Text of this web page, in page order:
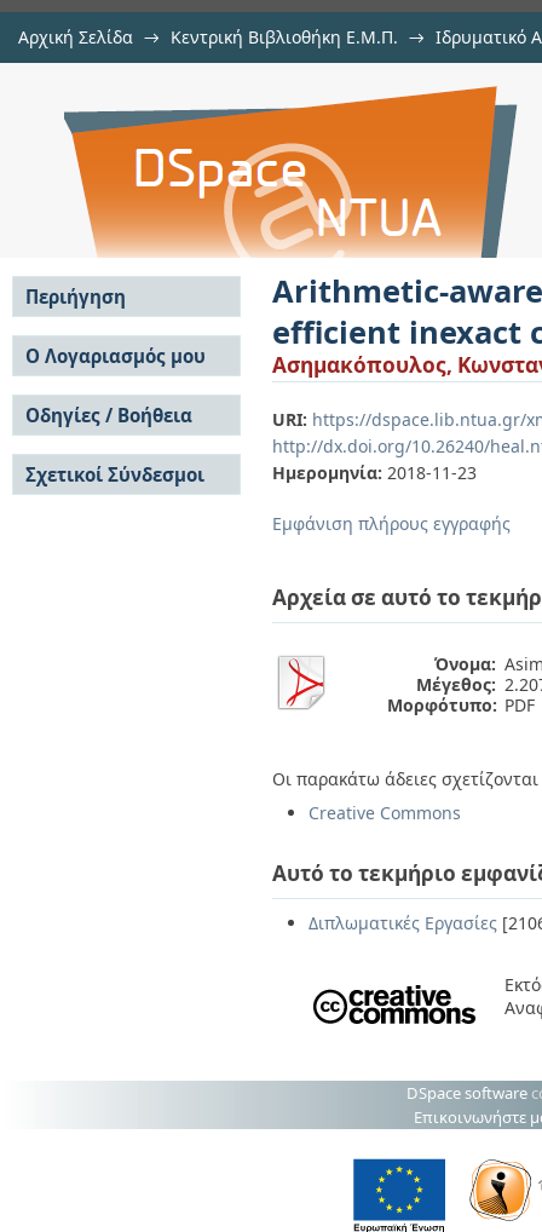
Αρχική Σελίδα → Κεντρική Βιβλιοθήκη Ε.Μ.Π. → Ιδρυματικό
Arithmetic-aware
circuits
Arithmetic-
efficient inexact
Ασημακόπουλος,
URI: https://dspace.lib.ntua.gr/
http://dx.doi.org/10.26240/
Ημερομηνία: 2018-11-23
Εμφάνιση πλήρους εγγραφής
Αρχεία σε αυτό το
Όνομα:
Μέγεθος:
Μορφότυπο: PDF
Οι παρακάτω άδειες
Creative Commons
Αυτό το τεκμήριο
Διπλωματικές Εργασίες
Περιήγηση
Σε όλο το DSpace
Κοινότητες & Συλλογές
Ανά Ημερομηνία
Έκδοσης
Συγγραφείς
Τίτλοι
Θέματα
Ο Λογαριασμός μου
Σύνδεση
Εγγραφή
Οδηγίες / Βοήθεια
Οδηγίες Υποβολής
Οδηγίες Χρήσης ΙΑ
Συχνές Ερωτήσεις
Σχετικοί Σύνδεσμοι
DSpace software
Επικοινωνήστε